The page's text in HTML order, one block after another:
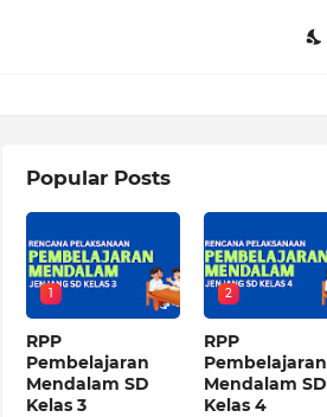
Popular Posts
1
RPP
Pembelajaran
Mendalam SD
Kelas 3
2
RPP
Pembelajaran
Mendalam SD
Kelas 4